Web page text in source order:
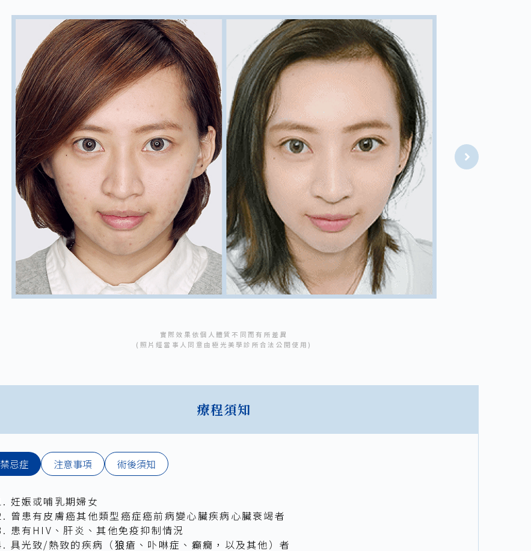
實際效果依個人體質不同而有所差異
(照片經當事人同意由極光美學診所合法公開使用)
療程須知
禁忌症 注意事項 術後須知
妊娠或哺乳期婦女
曾患有皮膚癌其他類型癌症癌前病變心臟疾病心臟衰竭者
患有HIV、肝炎、其他免疫抑制情況
具光致/熱致的疾病（狼瘡、卟啉症、癲癇，以及其他）者